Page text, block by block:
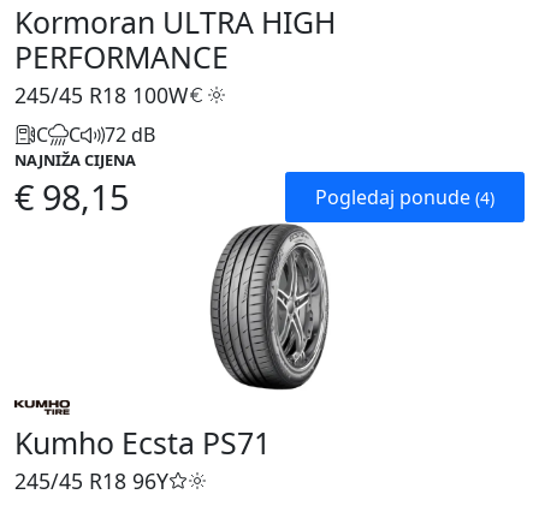
Kormoran ULTRA HIGH
PERFORMANCE
245/45 R18 100W
C C 72 dB
NAJNIŽA CIJENA
€ 98,15 Pogledaj ponude (4)
Kumho Ecsta PS71
245/45 R18 96Y